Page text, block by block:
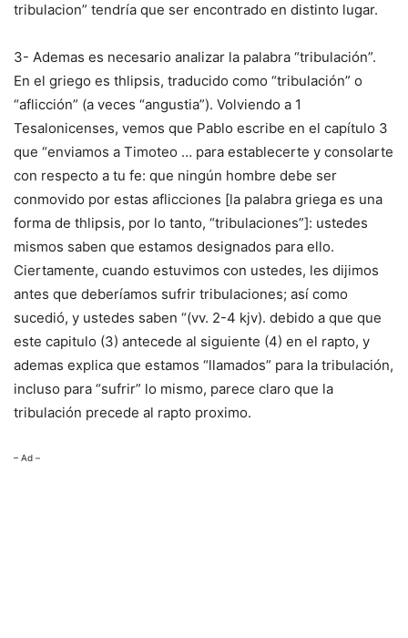
tribulacion” tendría que ser encontrado en distinto lugar.
3- Ademas es necesario analizar la palabra “tribulación”.
En el griego es thlipsis, traducido como “tribulación” o
“aflicción” (a veces “angustia”). Volviendo a 1
Tesalonicenses, vemos que Pablo escribe en el capítulo 3
que “enviamos a Timoteo … para establecerte y consolarte
con respecto a tu fe: que ningún hombre debe ser
conmovido por estas aflicciones [la palabra griega es una
forma de thlipsis, por lo tanto, “tribulaciones”]: ustedes
mismos saben que estamos designados para ello.
Ciertamente, cuando estuvimos con ustedes, les dijimos
antes que deberíamos sufrir tribulaciones; así como
sucedió, y ustedes saben “(vv. 2-4 kjv). debido a que que
este capitulo (3) antecede al siguiente (4) en el rapto, y
ademas explica que estamos “llamados” para la tribulación,
incluso para “sufrir” lo mismo, parece claro que la
tribulación precede al rapto proximo.
– Ad –